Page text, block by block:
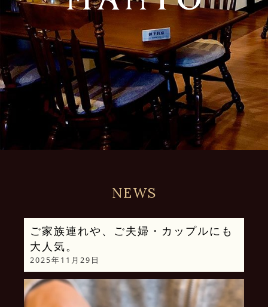
NEWS
ご家族連れや、ご夫婦・カップルにも
大人気。
2025年11月29日
動
画